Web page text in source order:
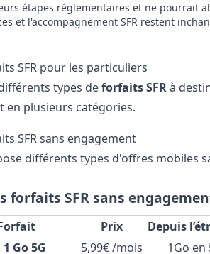
étapes réglementaires et ne pourrait
et l'accompagnement SFR restent
SFR pour les particuliers
types deforfaits SFRà
en plusieurs catégories.
SFR sans engagement
différents types d'offres mobiles
forfaits SFR sans
Prix
Depuis
Go 5G
5,99€ /mois
1Go en